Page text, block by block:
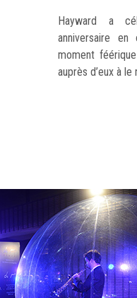
Hayward a
anniversaire
moment
auprès d’eux à